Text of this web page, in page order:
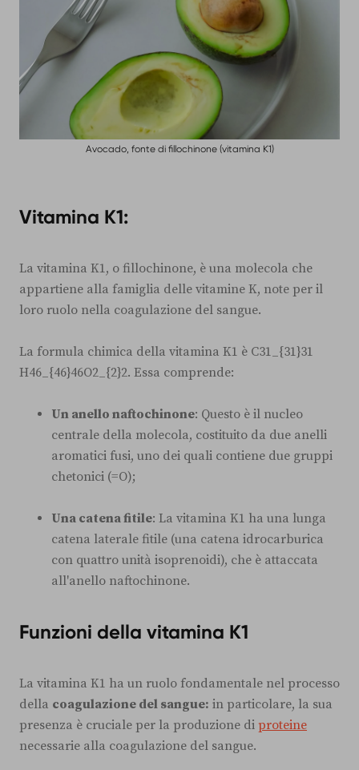
Avocado, fonte di fillochinone (vitamina K1)
Vitamina K1:
La vitamina K1, o fillochinone, è una molecola che
appartiene alla famiglia delle vitamine K, note per il
loro ruolo nella coagulazione del sangue.
La formula chimica della vitamina K1 è C31_{31}31​
H46_{46}46​O2_{2}2​. Essa comprende:
Un anello naftochinone: Questo è il nucleo
centrale della molecola, costituito da due anelli
aromatici fusi, uno dei quali contiene due gruppi
chetonici (=O);
Una catena fitile: La vitamina K1 ha una lunga
catena laterale fitile (una catena idrocarburica
con quattro unità isoprenoidi), che è attaccata
all'anello naftochinone.
Funzioni della vitamina K1
La vitamina K1 ha un ruolo fondamentale nel processo
della coagulazione del sangue: in particolare, la sua
presenza è cruciale per la produzione di proteine
necessarie alla coagulazione del sangue.